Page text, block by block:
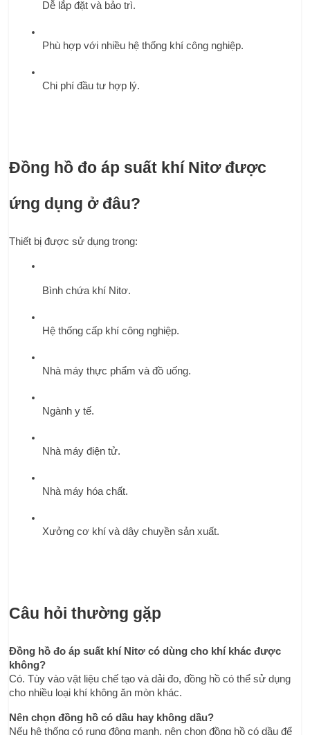
Dễ lắp đặt và bảo trì.
Phù hợp với nhiều hệ thống khí công nghiệp.
Chi phí đầu tư hợp lý.
Đồng hồ đo áp suất khí Nitơ được
ứng dụng ở đâu?
Thiết bị được sử dụng trong:
Bình chứa khí Nitơ.
Hệ thống cấp khí công nghiệp.
Nhà máy thực phẩm và đồ uống.
Ngành y tế.
Nhà máy điện tử.
Nhà máy hóa chất.
Xưởng cơ khí và dây chuyền sản xuất.
Câu hỏi thường gặp
Đồng hồ đo áp suất khí Nitơ có dùng cho khí khác được
không?
Có. Tùy vào vật liệu chế tạo và dải đo, đồng hồ có thể sử dụng
cho nhiều loại khí không ăn mòn khác.
Nên chọn đồng hồ có dầu hay không dầu?
Nếu hệ thống có rung động mạnh, nên chọn đồng hồ có dầu để